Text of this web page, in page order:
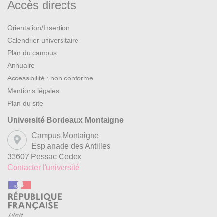
Accès directs
Orientation/Insertion
Calendrier universitaire
Plan du campus
Annuaire
Accessibilité : non conforme
Mentions légales
Plan du site
Université Bordeaux Montaigne
Campus Montaigne
Esplanade des Antilles
33607 Pessac Cedex
Contacter l'université